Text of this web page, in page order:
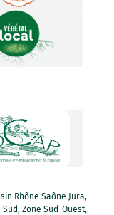
Rhône Saône Jura,
Zone Sud-Ouest,